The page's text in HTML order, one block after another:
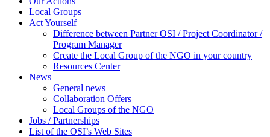
Local Groups
Act Yourself
Difference between Partner OSI / Project Coordinator /
Program Manager
Create the Local Group of the NGO in your country
Resources Center
News
General news
Collaboration Offers
Local Groups of the NGO
Jobs / Partnerships
List of the OSI’s Web Sites